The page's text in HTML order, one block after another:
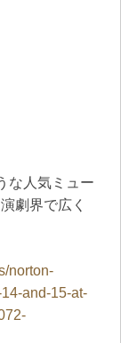
な人気ミュー
劇界で広く
norton-
and-15-at-